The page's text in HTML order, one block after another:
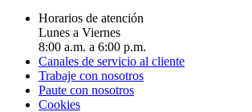
Horarios de atención
Lunes a Viernes
8:00 a.m. a 6:00 p.m.
Canales de servicio al cliente
Trabaje con nosotros
Paute con nosotros
Cookies